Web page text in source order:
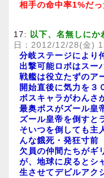
相手の命中率1%だ
17: 以下、名無しにか
日：2012/12/28(金)
分岐ステージにより
出撃可能ロボはスー
戦艦は役立たずのア
開始直後に気力を３
ボスキャラがわんさ
最奥ボスがズール皇
ズール皇帝を倒すと
そいつを倒しても主
んな餓死・発狂寸前
欠員の仲間たちがギ
が、地球に戻るとシ
生させてデビルアク